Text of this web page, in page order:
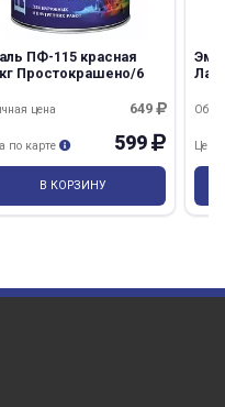
ПФ-115 красная
Простокрашено/6
649
цена
599
по карте
В КОРЗИНУ
Цена